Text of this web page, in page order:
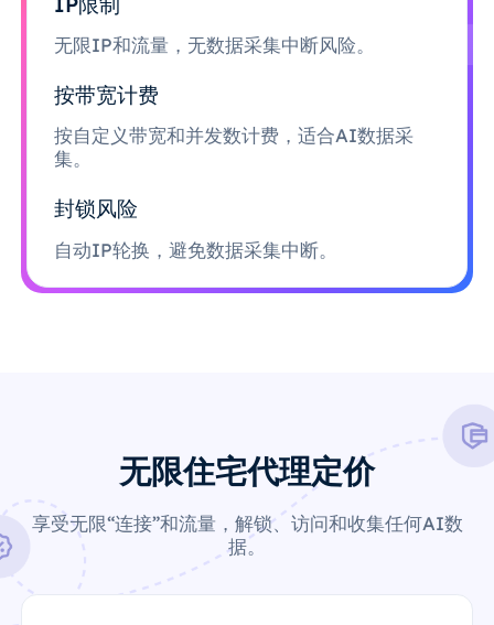
无限IP和流量，无数据采集中断风险。
按带宽计费
按自定义带宽和并发数计费，适合AI数据采
集。
封锁风险
自动IP轮换，避免数据采集中断。
无限住宅代理定价
享受无限“连接”和流量，解锁、访问和收集任何AI数
据。